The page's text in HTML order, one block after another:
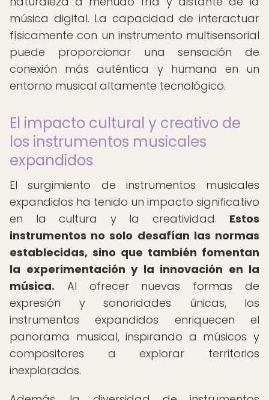
música digital. La capacidad de interactuar
físicamente con un instrumento multisensorial
puede proporcionar una sensación de
conexión más auténtica y humana en un
entorno musical altamente tecnológico.
El impacto cultural y creativo de
los instrumentos musicales
expandidos
El surgimiento de instrumentos musicales
expandidos ha tenido un impacto significativo
en la cultura y la creatividad. Estos
instrumentos no solo desafían las normas
establecidas, sino que también fomentan
la experimentación y la innovación en la
música. Al ofrecer nuevas formas de
expresión y sonoridades únicas, los
instrumentos expandidos enriquecen el
panorama musical, inspirando a músicos y
compositores a explorar territorios
inexplorados.